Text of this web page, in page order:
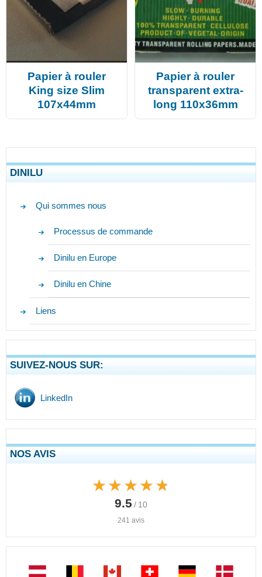
Papier à rouler
King size Slim
107x44mm
Papier à rouler
transparent extra-
long 110x36mm
DINILU
Qui sommes nous
Processus de commande
Dinilu en Europe
Dinilu en Chine
Liens
SUIVEZ-NOUS SUR:
LinkedIn
NOS AVIS
★★★★★
★★★★★
9.5 / 10
241 avis